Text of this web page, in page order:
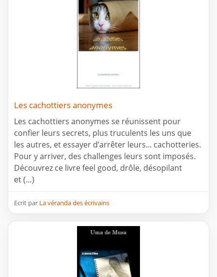
Les cachottiers anonymes
Les cachottiers anonymes se réunissent pour
confier leurs secrets, plus truculents les uns que
les autres, et essayer d’arrêter leurs... cachotteries.
Pour y arriver, des challenges leurs sont imposés.
Découvrez ce livre feel good, drôle, désopilant
et (…)
Ecrit par La véranda des écrivains